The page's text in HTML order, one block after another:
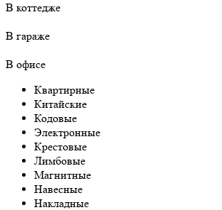
В коттедже
В гараже
В офисе
Квартирные
Китайские
Кодовые
Электронные
Крестовые
Лимбовые
Магнитные
Навесные
Накладные